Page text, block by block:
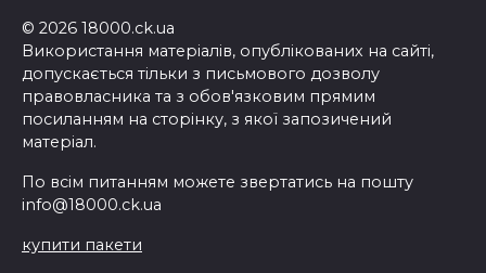
© 2026 18000.ck.ua
Використання матеріалів, опублікованих на сайті,
допускається тільки з письмового дозволу
правовласника та з обов'язковим прямим
посиланням на сторінку, з якої запозичений
матеріал.
По всім питанням можете звертатись на пошту
info@18000.ck.ua
купити пакети